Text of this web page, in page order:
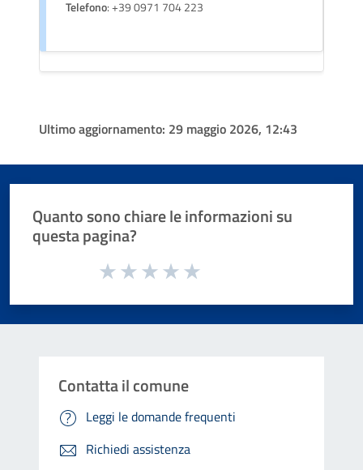
Telefono: +39 0971 704 223
Ultimo aggiornamento: 29 maggio 2026, 12:43
Quanto sono chiare le informazioni su
questa pagina?
Valuta da 1 a 5 stelle la pagina
Contatta il comune
Leggi le domande frequenti
Richiedi assistenza